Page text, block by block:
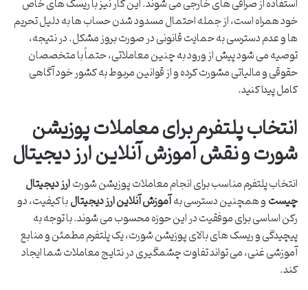
خود همراه است، از جمله احتمال مسدود شدن حساب ها به دلیل تحریم
ها و عدم دسترسی به حمایت قانونی در صورت بروز مشکل. در نتیجه،
توصیه می شود پیش از ورود به چنین معاملاتی، حتماً با متخصصان
حقوقی و مالیاتی مشورت کرده و از قوانین مربوط به کشور خود آگاهی
کامل پیدا کنید.
انتخاب پلتفرم برای معاملات پوزیشن
شورت و نقش آموزش آنلاین ارز دیجیتال
انتخاب پلتفرم مناسب برای انجام معاملات پوزیشن شورتارز دیجیتال
چیستو همچنین دسترسی بهآموزش آنلاین ارز دیجیتالبا کیفیت، دو
رکن اساسی برای موفقیت در این حوزه محسوب می شوند. با توجه به
پیچیدگی و ریسک های بالای پوزیشن شورت، یک پلتفرم مطمئن و منابع
آموزشی غنی، می تواند تفاوت چشمگیری در نتایج معاملات شما ایجاد
کند.